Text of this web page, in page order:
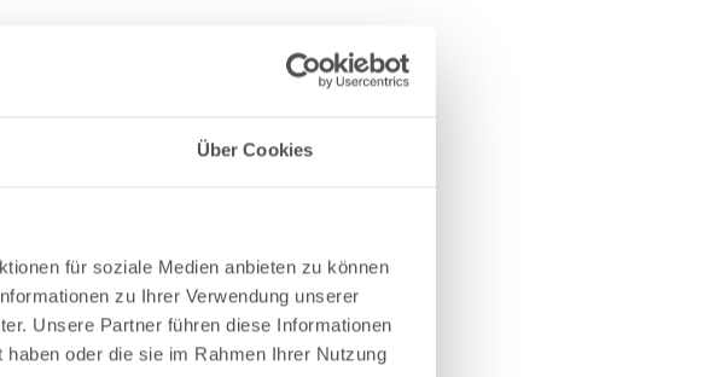
Über Cookies
für soziale Medien anbieten zu können
zu Ihrer Verwendung unserer
Unsere Partner führen diese Informationen
oder die sie im Rahmen Ihrer Nutzung